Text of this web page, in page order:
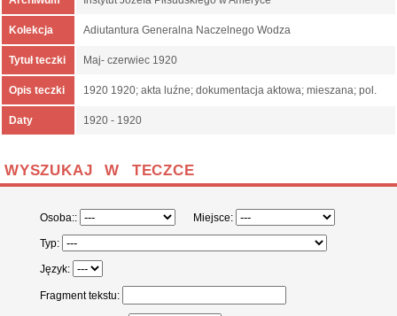
Kolekcja Adiutantura Generalna Naczelnego Wodza
Tytuł teczki Maj- czerwiec 1920
Opis teczki 1920 1920; akta luźne; dokumentacja aktowa; mieszana; pol.
Daty 1920 - 1920
WYSZUKAJ W TECZCE
Osoba:: Miejsce:
Typ:
Język:
Fragment tekstu: